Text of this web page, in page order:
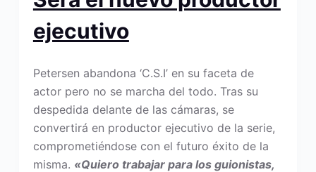
ejecutivo
Petersen abandona ‘C.S.I’ en su faceta de
actor pero no se marcha del todo. Tras su
despedida delante de las cámaras, se
convertirá en productor ejecutivo de la serie,
comprometiéndose con el futuro éxito de la
misma. «Quiero trabajar para los guionistas,